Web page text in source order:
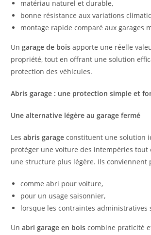
matériau naturel et durable,
bonne résistance aux variations
montage rapide comparé aux garages
Ungarage de bois apporte une réelle
propriété, tout en offrant une solution
protection des véhicules.
Abris garage : une protection simple et
Une alternative légère au garage fermé
Lesabris garage constituent une solution
protéger une voiture des intempéries tout
une structure plus légère. Ils conviennent
comme abri pour voiture,
pour un usage saisonnier,
lorsque les contraintes administratives
Unabri garage en bois combine praticité